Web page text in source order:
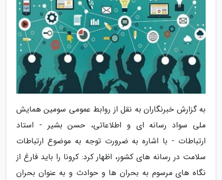
به گزارش خبرنگاران به نقل از روابط عمومی سومین همایش
ملی سواد رسانه ای و اطلاعاتی، حسن بشیر - استاد
ارتباطات - با اشاره به ضرورت توجه به موضوع ارتباطات
سلامت در رسانه های کشور، اظهار کرد: کرونا را باید فارغ از
نگاه های مرسوم به بحران ها و حوادث و به عنوان بحران